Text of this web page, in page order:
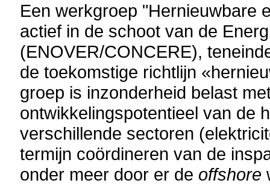
Een werkgroep "Hernieuwbare
actief in de schoot van de
(ENOVER/CONCERE),
de toekomstige richtlijn
groep is inzonderheid belast
ontwikkelingspotentieel van de
verschillende sectoren
termijn coördineren van de
onder meer door er de offshore